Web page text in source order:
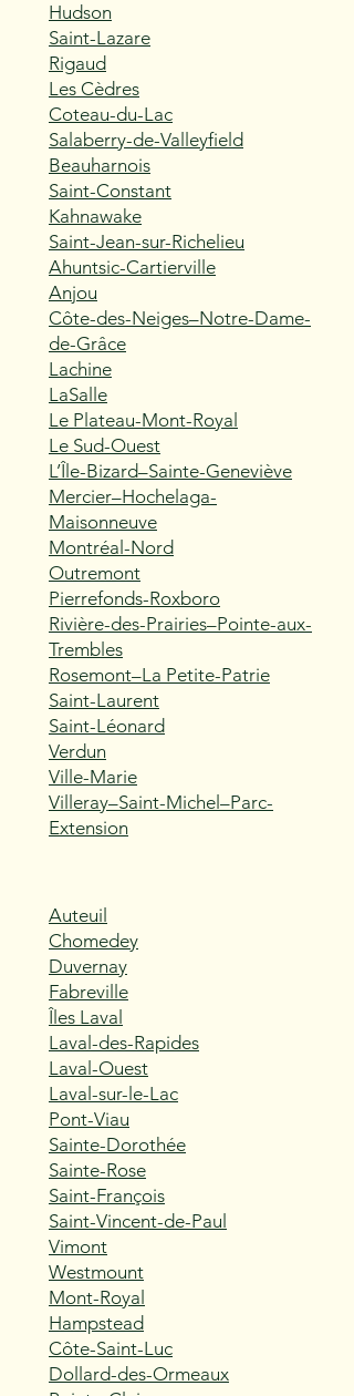
Hudson
Saint-Lazare
Rigaud
Les Cèdres
Coteau-du-Lac
Salaberry-de-Valleyfield
Beauharnois
Saint-Constant
Kahnawake
Saint-Jean-sur-Richelieu
Ahuntsic-Cartierville
Anjou
Côte-des-Neiges–Notre-Dame-
de-Grâce
Lachine
LaSalle
Le Plateau-Mont-Royal
Le Sud-Ouest
L’Île-Bizard–Sainte-Geneviève
Mercier–Hochelaga-
Maisonneuve
Montréal-Nord
Outremont
Pierrefonds-Roxboro
Rivière-des-Prairies–Pointe-aux-
Trembles
Rosemont–La Petite-Patrie
Saint-Laurent
Saint-Léonard
Verdun
Ville-Marie
Villeray–Saint-Michel–Parc-
Extension
Auteuil
Chomedey
Duvernay
Fabreville
Îles Laval
Laval-des-Rapides
Laval-Ouest
Laval-sur-le-Lac
Pont-Viau
Sainte-Dorothée
Sainte-Rose
Saint-François
Saint-Vincent-de-Paul
Vimont
Westmount
Mont-Royal
Hampstead
Côte-Saint-Luc
Dollard-des-Ormeaux